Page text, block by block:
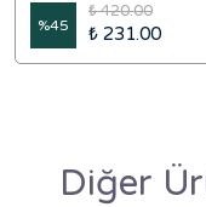
%45
₺ 420.00
₺ 231.00
Diğer